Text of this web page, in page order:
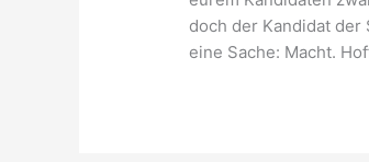
doch der Kandidat der
eine Sache: Macht.